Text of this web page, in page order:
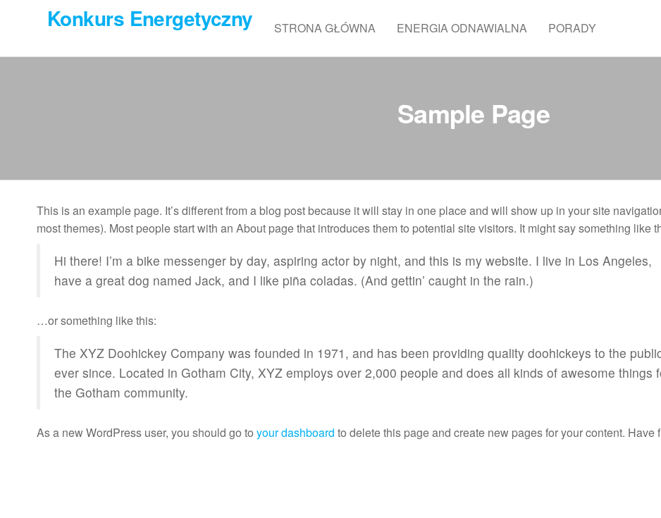
Konkurs Energetyczny STRONA GŁÓWNA ENERGIA ODNAWIALNA PORADY
Sample Page
This is an example page. It’s different from a blog post because it will stay in one place and will show up in your site
most themes). Most people start with an About page that introduces them to potential site visitors. It might say something like
Hi there! I’m a bike messenger by day, aspiring actor by night, and this is my website. I live in Los Angeles,
have a great dog named Jack, and I like piña coladas. (And gettin’ caught in the rain.)
…or something like this:
The XYZ Doohickey Company was founded in 1971, and has been providing quality doohickeys to the
ever since. Located in Gotham City, XYZ employs over 2,000 people and does all kinds of awesome things
the Gotham community.
As a new WordPress user, you should go to your dashboard to delete this page and create new pages for your content. Have